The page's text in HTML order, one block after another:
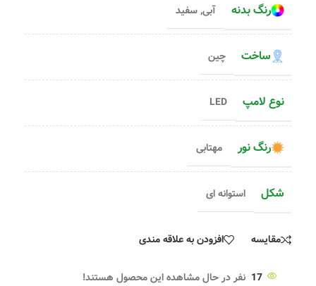
رنگ بدنه آبی,سفید
ساخت چین
نوع لامپ LED
رنگ نور مهتابی
شکل استوانه ای
مقایسه افزودن به علاقه مندی
17 نفر در حال مشاهده این محصول هستند!